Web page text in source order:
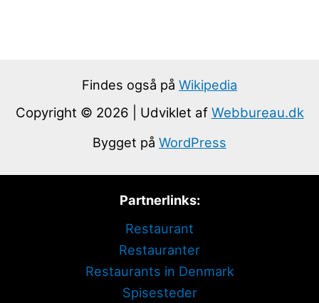
Findes også på Wikipedia
Copyright © 2026 | Udviklet af Webbureau.dk
Bygget på WordPress
Partnerlinks:
Restaurant
Restauranter
Restaurants in Denmark
Spisesteder